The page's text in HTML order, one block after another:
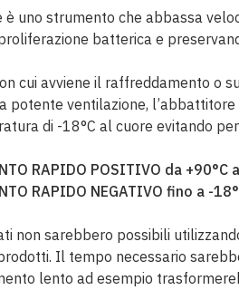
è uno strumento che abbassa
batterica e
cui avviene il raffreddamento o
potente ventilazione,
di -18°C al cuore evitando
RAPIDO POSITIVO da
RAPIDO NEGATIVO fino a -
non sarebbero possibili
Il tempo necessario
lento ad esempio